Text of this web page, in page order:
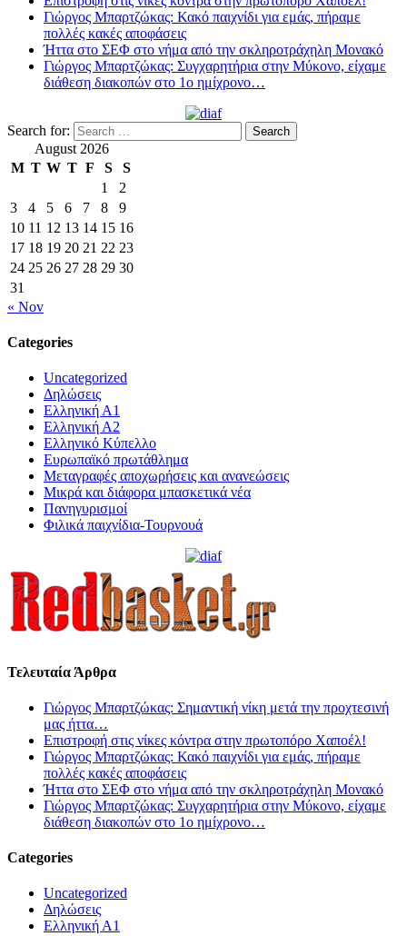
Γιώργος Μπαρτζώκας: Κακό παιχνίδι για εμάς, πήραμε
πολλές κακές αποφάσεις
Ήττα στο ΣΕΦ στο νήμα από την σκληροτράχηλη Μονακό
Γιώργος Μπαρτζώκας: Συγχαρητήρια στην Μύκονο, είχαμε
διάθεση διακοπών στο 1ο ημίχρονο…
Search for:
August 2026
M T W T F S
S
1
2
3
4 5 6 7 8
9
10 11 12 13 14 15 16
17 18 19 20 21 22 23
24 25 26 27 28 29 30
31
« Nov
Categories
Uncategorized
Δηλώσεις
Ελληνική Α1
Ελληνική Α2
Ελληνικό Κύπελλο
Ευρωπαϊκό πρωτάθλημα
Μεταγραφές αποχωρήσεις και ανανεώσεις
Μικρά και διάφορα μπασκετικά νέα
Πανηγυρισμοί
Φιλικά παιχνίδια-Τουρνουά
Τελευταία Άρθρα
Γιώργος Μπαρτζώκας: Σημαντική νίκη μετά την προχτεσινή
μας ήττα…
Επιστροφή στις νίκες κόντρα στην πρωτοπόρο Χαποέλ!
Γιώργος Μπαρτζώκας: Κακό παιχνίδι για εμάς, πήραμε
πολλές κακές αποφάσεις
Ήττα στο ΣΕΦ στο νήμα από την σκληροτράχηλη Μονακό
Γιώργος Μπαρτζώκας: Συγχαρητήρια στην Μύκονο, είχαμε
διάθεση διακοπών στο 1ο ημίχρονο…
Categories
Uncategorized
Δηλώσεις
Ελληνική Α1